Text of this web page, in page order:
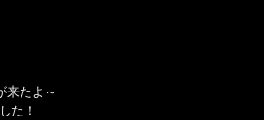
来たよ～
た！